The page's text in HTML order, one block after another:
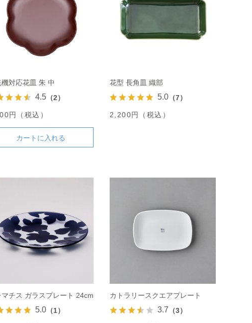
対応花皿 朱 中
4.5 （2）
円（税込）
カートに入れる
花型 長角皿 織部
5.0 （7）
2,200円（税込）
マチス ガラスプレート 24cm
5.0 （1）
カトラリースクエアプレート
3.7 （3）